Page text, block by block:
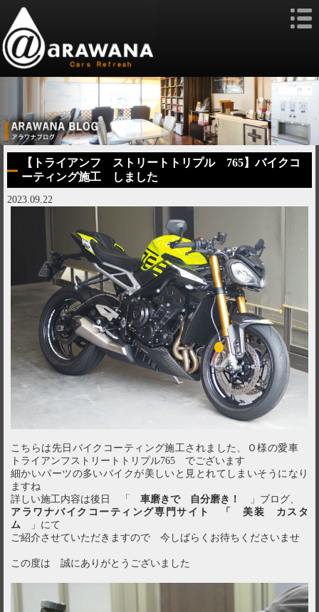
【トライアンフ ストリートトリプル 765】バイクコ
ーティング施工 しました
2023.09.22
こちらは先日バイクコーティング施工されました、Ｏ様の愛車
トライアンフストリートトリプル765 でございます
細かいパーツの多いバイクが美しいと見とれてしまいそうになり
ますね
詳しい施工内容は後日 「 車磨きで 自分磨き！
」ブログ、
アラワナバイクコーティング専門サイト 「 美装 カスタ
ム
」にて
ご紹介させていただきますので 今しばらくお待ちくださいませ
この度は 誠にありがとうございました